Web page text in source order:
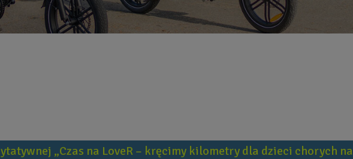
„Czas na LoveR – kręcimy kilometry dla dzieci chorych